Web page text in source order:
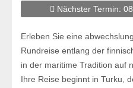
Nächster Termin:
Erleben Sie eine
Rundreise entlang der
in der maritime Tradition auf
Ihre Reise beginnt in Turku,